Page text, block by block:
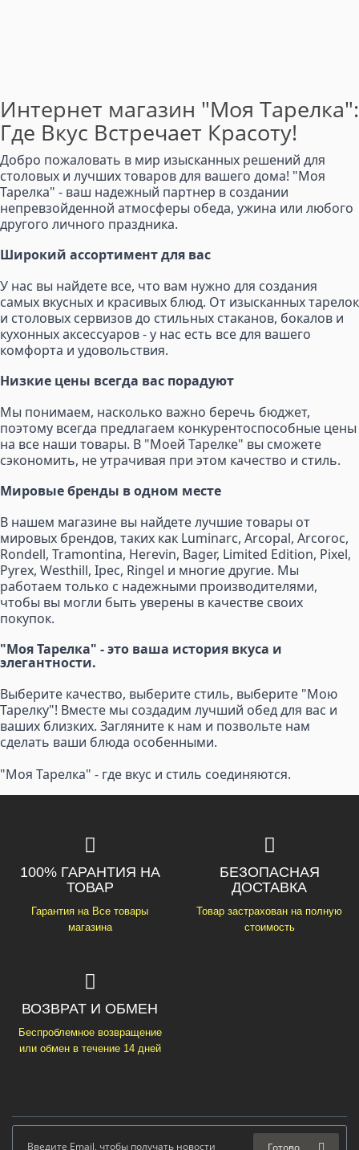
Интернет магазин "Моя Тарелка":
Где Вкус Встречает Красоту!
Добро пожаловать в мир изысканных решений для
столовых и лучших товаров для вашего дома! "Моя
Тарелка" - ваш надежный партнер в создании
непревзойденной атмосферы обеда, ужина или любого
другого личного праздника.
Широкий ассортимент для вас
У нас вы найдете все, что вам нужно для создания
самых вкусных и красивых блюд. От изысканных тарелок
и столовых сервизов до стильных стаканов, бокалов и
кухонных аксессуаров - у нас есть все для вашего
комфорта и удовольствия.
Низкие цены всегда вас порадуют
Мы понимаем, насколько важно беречь бюджет,
поэтому всегда предлагаем конкурентоспособные цены
на все наши товары. В "Моей Тарелке" вы сможете
сэкономить, не утрачивая при этом качество и стиль.
Мировые бренды в одном месте
В нашем магазине вы найдете лучшие товары от
мировых брендов, таких как Luminarc, Arcopal, Arcoroc,
Rondell, Tramontina, Herevin, Bager, Limited Edition, Pixel,
Pyrex, Westhill, Ipec, Ringel и многие другие. Мы
работаем только с надежными производителями,
чтобы вы могли быть уверены в качестве своих
покупок.
"Моя Тарелка" - это ваша история вкуса и
элегантности.
Выберите качество, выберите стиль, выберите "Мою
Тарелку"! Вместе мы создадим лучший обед для вас и
ваших близких. Загляните к нам и позвольте нам
сделать ваши блюда особенными.
"Моя Тарелка" - где вкус и стиль соединяются.
100% ГАРАНТИЯ НА
ТОВАР
Гарантия на Все товары
магазина
БЕЗОПАСНАЯ
ДОСТАВКА
Товар застрахован на полную
стоимость
ВОЗВРАТ И ОБМЕН
Беспроблемное возвращение
или обмен в течение 14 дней